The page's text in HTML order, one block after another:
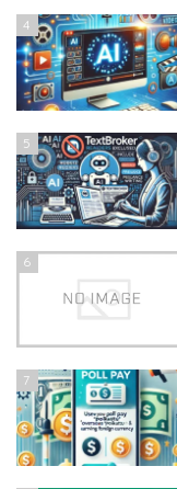
4
5
6
7